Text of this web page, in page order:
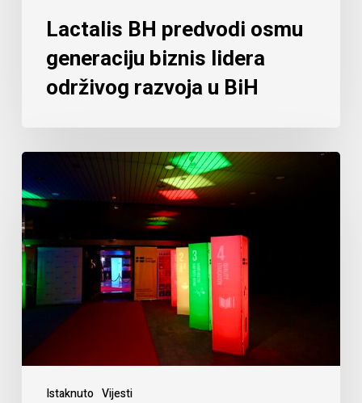
Lactalis BH predvodi osmu
generaciju biznis lidera
održivog razvoja u BiH
Istaknuto Vijesti